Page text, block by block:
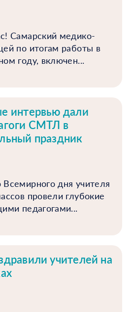
Самарский медико-
по итогам работы в
году, включен...
интервью дали
СМТЛ в
праздник
дня учителя
провели глубокие
педагогами...
учителей на